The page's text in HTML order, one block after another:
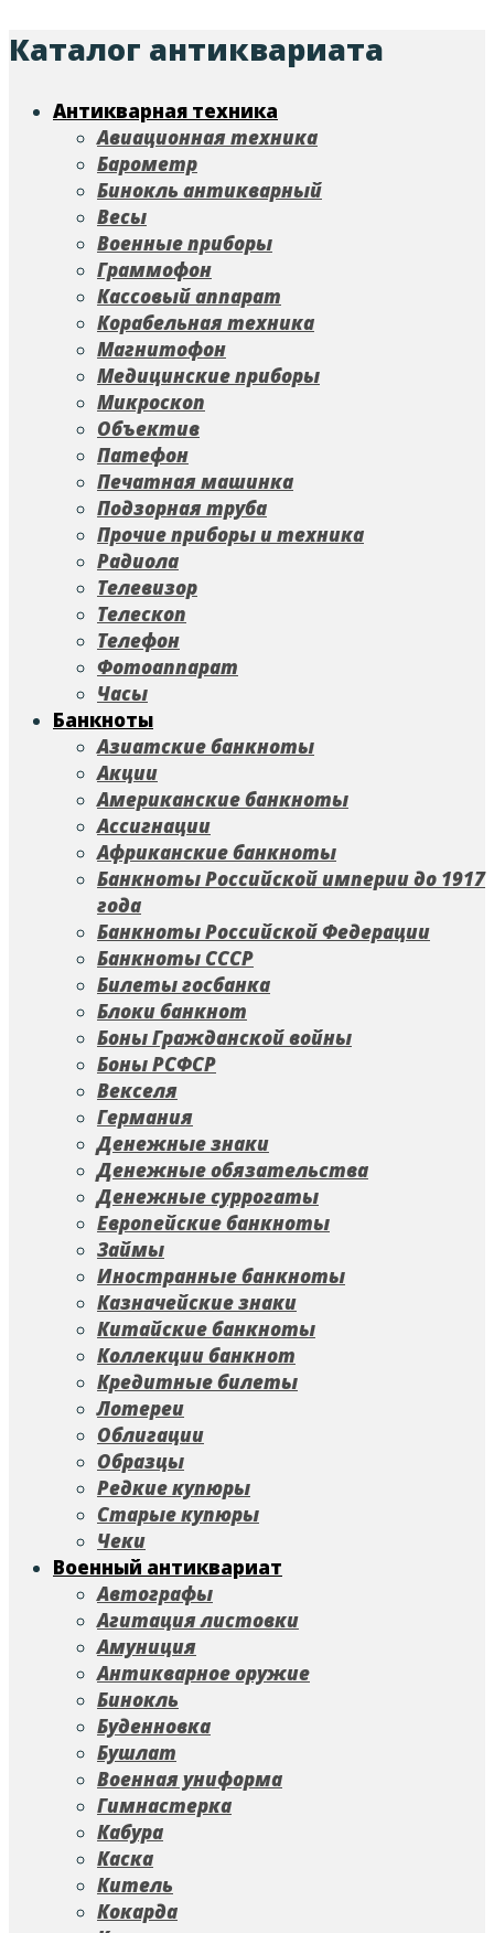
Каталог антиквариата
Антикварная техника
Авиационная техника
Барометр
Бинокль антикварный
Весы
Военные приборы
Граммофон
Кассовый аппарат
Корабельная техника
Магнитофон
Медицинские приборы
Микроскоп
Объектив
Патефон
Печатная машинка
Подзорная труба
Прочие приборы и техника
Радиола
Телевизор
Телескоп
Телефон
Фотоаппарат
Часы
Банкноты
Азиатские банкноты
Акции
Американские банкноты
Ассигнации
Африканские банкноты
Банкноты Российской империи до 1917
года
Банкноты Российской Федерации
Банкноты СССР
Билеты госбанка
Блоки банкнот
Боны Гражданской войны
Боны РСФСР
Векселя
Германия
Денежные знаки
Денежные обязательства
Денежные суррогаты
Европейские банкноты
Займы
Иностранные банкноты
Казначейские знаки
Китайские банкноты
Коллекции банкнот
Кредитные билеты
Лотереи
Облигации
Образцы
Редкие купюры
Старые купюры
Чеки
Военный антиквариат
Автографы
Агитация листовки
Амуниция
Антикварное оружие
Бинокль
Буденновка
Бушлат
Военная униформа
Гимнастерка
Кабура
Каска
Китель
Кокарда